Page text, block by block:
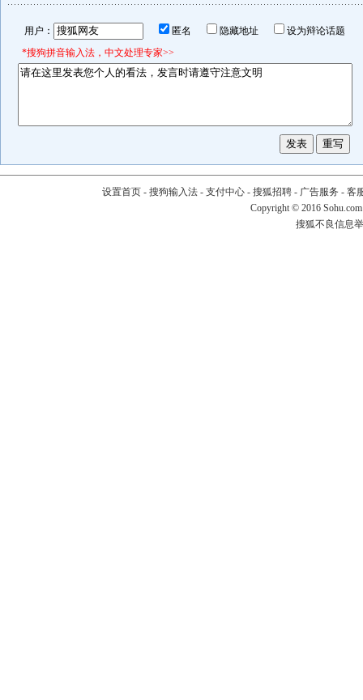
用户： 匿名 隐藏地址
设为辩论话题
*搜狗拼音输入法，中文处理专家>>
设置首页- 搜狗输入法- 支付中心- 搜狐招聘- 广告服务 - 客
Copyright © 2016
搜狐不良信息